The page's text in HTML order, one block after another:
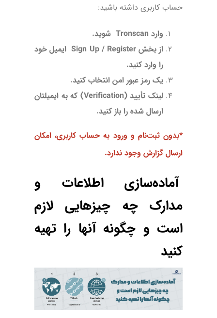
حساب کاربری داشته باشید:
وارد Tronscan شوید.
از بخش Sign Up / Register ایمیل خود
را وارد کنید.
یک رمز عبور امن انتخاب کنید.
لینک تأیید (Verification) که به ایمیلتان
ارسال شده را باز کنید.
*بدون ثبت‌نام و ورود به حساب کاربری، امکان
ارسال گزارش وجود ندارد.
آماده‌سازی اطلاعات و
مدارک چه چیزهایی لازم
است و چگونه آنها را تهیه
کنید